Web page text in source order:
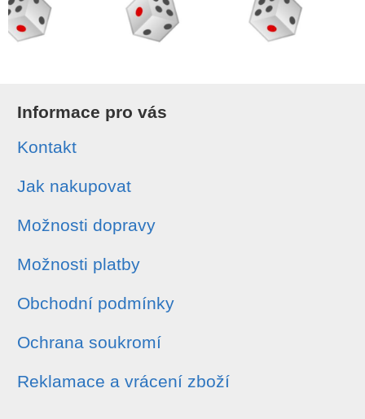
Informace pro vás
Kontakt
Jak nakupovat
Možnosti dopravy
Možnosti platby
Obchodní podmínky
Ochrana soukromí
Reklamace a vrácení zboží